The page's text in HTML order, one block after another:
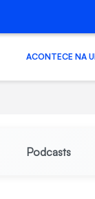
ACONTECE NA
Podcasts